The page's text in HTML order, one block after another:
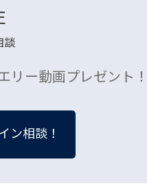
談
リー動画プレゼント！
ン相談！